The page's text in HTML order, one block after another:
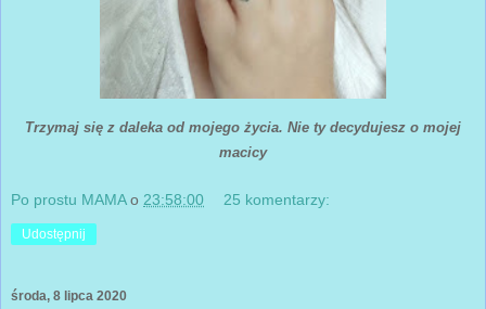
Trzymaj się z daleka od mojego życia. Nie ty decydujesz o mojej
macicy
Po prostu MAMA o 23:58:00 25 komentarzy:
Udostępnij
środa, 8 lipca 2020